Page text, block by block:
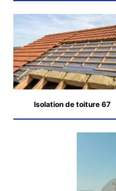
Isolation de toiture 67